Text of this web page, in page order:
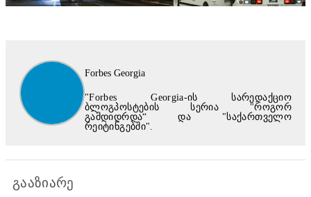
Forbes Georgia
"Forbes Georgia-ის სარედაქციო
ბლოგპოსტების სერია "როგორ
გამდიდრდა“ და "საქართველო
რეიტინგებში".
გააზიარე